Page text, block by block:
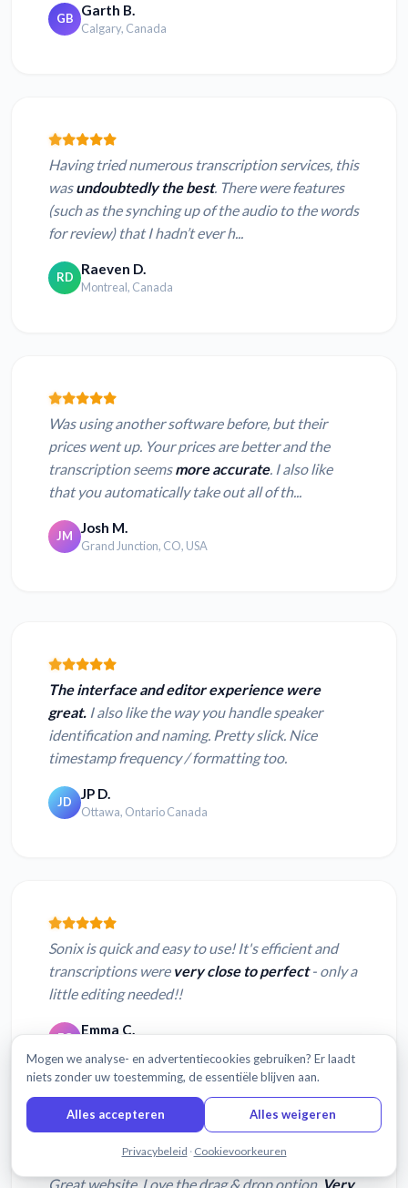
GB Garth B.
Calgary, Canada
Having tried numerous transcription services, this
wasundoubtedly the best. There were features
(such as the synching up of the audio to the words
for review) that I hadn’t ever h...
RD Raeven D.
Montreal, Canada
Was using another software before, but their
prices went up. Your prices are better and the
transcription seemsmore accurate. I also like
that you automatically take out all of th...
JM Josh M.
Grand Junction, CO, USA
The interface and editor experience were
great. I also like the way you handle speaker
identification and naming. Pretty slick. Nice
timestamp frequency / formatting too.
JD JP D.
Ottawa, Ontario Canada
Sonix is quick and easy to use! It's efficient and
transcriptions were very close to perfect- only a
little editing needed!!
EC Emma C.
Great website. Love the drag & drop option. Very
Mogen we analyse- en advertentiecookies gebruiken? Er laadt
niets zonder uw toestemming, de essentiële blijven aan.
Alles accepteren Alles weigeren
Privacybeleid · Cookievoorkeuren